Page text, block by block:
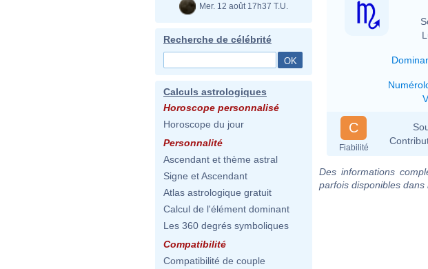
Mer. 12 août 17h37 T.U.
Recherche de célébrité
Calculs astrologiques
Horoscope personnalisé
Horoscope du jour
Personnalité
Ascendant et thème astral
Signe et Ascendant
Atlas astrologique gratuit
Calcul de l'élément dominant
Les 360 degrés symboliques
Compatibilité
Compatibilité de couple
C
Fiabilité
Des informations
parfois disponibles dans